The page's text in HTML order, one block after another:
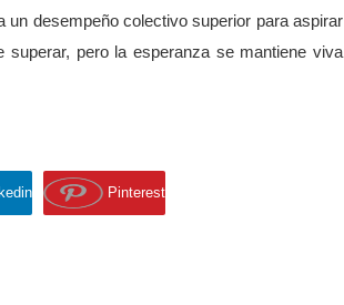
desempeño colectivo superior para aspirar
pero la esperanza se mantiene viva
Pinterest